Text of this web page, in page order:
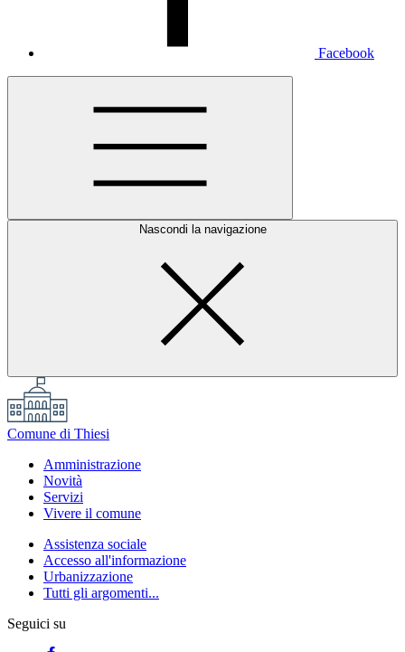
Facebook
Nascondi la navigazione
Comune di Thiesi
Amministrazione
Novità
Servizi
Vivere il comune
Assistenza sociale
Accesso all'informazione
Urbanizzazione
Tutti gli argomenti...
Seguici su